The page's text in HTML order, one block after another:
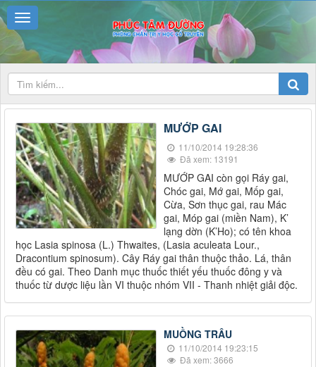
MƯỚP GAI
11/10/2014 19:28:36
Đã xem: 13191
MƯỚP GAI còn gọi Ráy gai,
Chóc gai, Mớ gai, Mốp gai,
Cừa, Sơn thục gai, rau Mác
gai, Móp gai (miền Nam), K’
lạng dờn (K’Ho); có tên khoa
học Lasia spinosa (L.) Thwaites, (Lasia aculeata Lour.,
Dracontium spinosum). Cây Ráy gai thân thuộc thảo. Lá, thân
đều có gai. Theo Danh mục thuốc thiết yếu thuốc đông y và
thuốc từ dược liệu lần VI thuộc nhóm VII - Thanh nhiệt giải độc.
MUỒNG TRÂU
11/10/2014 19:23:15
Đã xem: 3666